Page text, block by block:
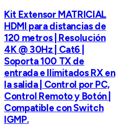
Kit Extensor MATRICIAL
HDMI para distancias de
120 metros | Resolución
4K @ 30Hz | Cat6 |
Soporta 100 TX de
entrada e Ilimitados RX en
la salida | Control por PC,
Control Remoto y Botón |
Compatible con Switch
IGMP.